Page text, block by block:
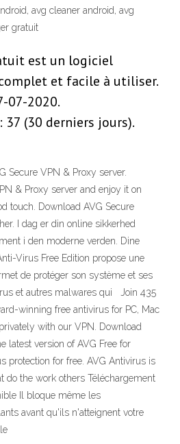
avg cleaner android, avg
gratuit
est un logiciel
et facile à utiliser.
07-2020.
37 (30 derniers jours).
Secure VPN & Proxy server.
& Proxy server and enjoy it on
touch. Download AVG Secure
I dag er din online sikkerhed
i den moderne verden. Dine
Virus Free Edition propose une
de protéger son système et ses
et autres malwares qui Join 435
winning free antivirus for PC, Mac
with our VPN. Download
latest version of AVG Free for
protection for free. AVG Antivirus is
do the work others Téléchargement
Il bloque même les
avant qu'ils n'atteignent votre